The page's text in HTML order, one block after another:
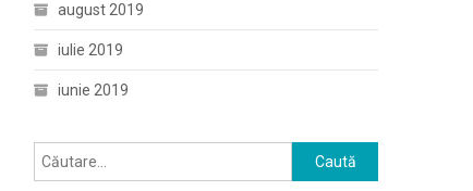
august 2019
iulie 2019
iunie 2019
Caută
după: